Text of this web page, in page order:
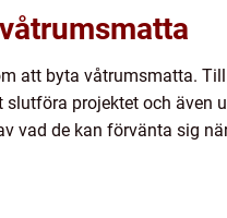
att byta våtrumsmatta.
projektet och även
vad de kan förvänta sig